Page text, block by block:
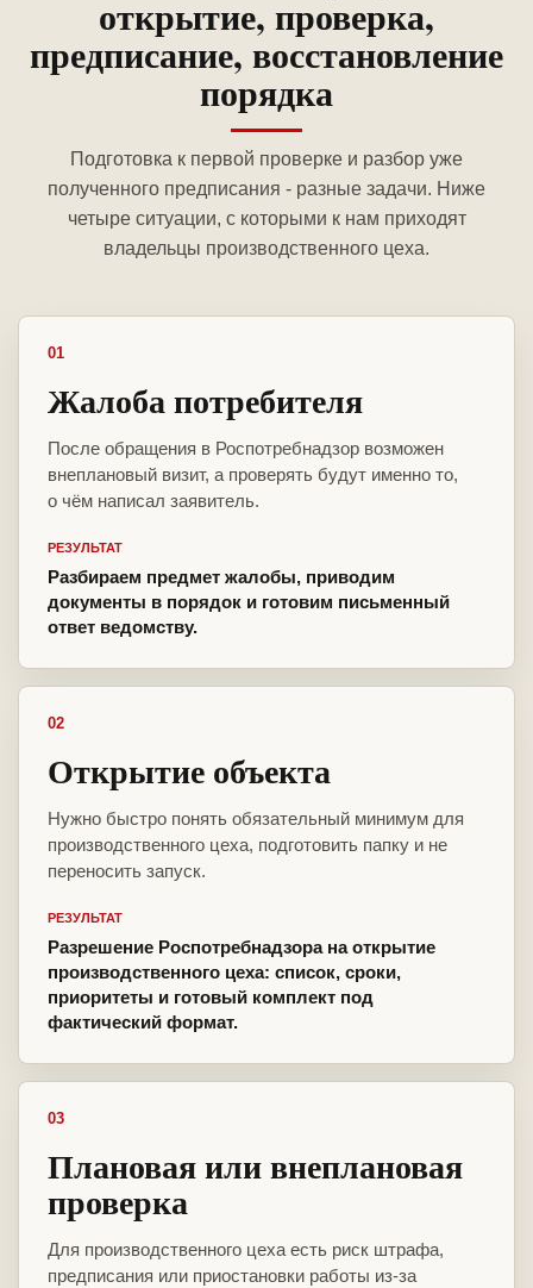
открытие, проверка,
предписание, восстановление
порядка
Подготовка к первой проверке и разбор уже
полученного предписания - разные задачи. Ниже
четыре ситуации, с которыми к нам приходят
владельцы производственного цеха.
01
Жалоба потребителя
После обращения в Роспотребнадзор возможен
внеплановый визит, а проверять будут именно то,
о чём написал заявитель.
РЕЗУЛЬТАТ
Разбираем предмет жалобы, приводим
документы в порядок и готовим письменный
ответ ведомству.
02
Открытие объекта
Нужно быстро понять обязательный минимум для
производственного цеха, подготовить папку и не
переносить запуск.
РЕЗУЛЬТАТ
Разрешение Роспотребнадзора на открытие
производственного цеха: список, сроки,
приоритеты и готовый комплект под
фактический формат.
03
Плановая или внеплановая
проверка
Для производственного цеха есть риск штрафа,
предписания или приостановки работы из-за